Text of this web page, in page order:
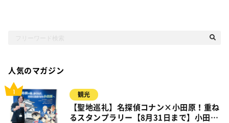
人気のマガジン
観光
【聖地巡礼】名探偵コナン×小田原！重ね
るスタンプラリー【8月31日まで】小田